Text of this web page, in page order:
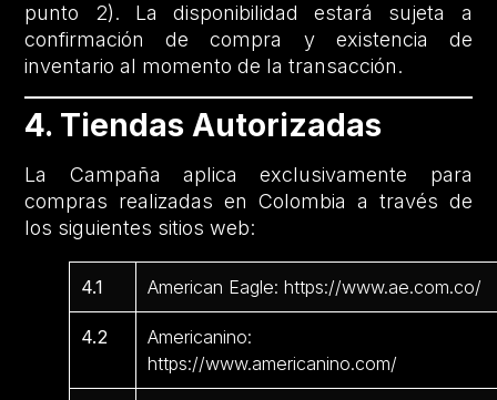
punto 2). La disponibilidad estará sujeta a
confirmación de compra y existencia de
inventario al momento de la transacción.
4. Tiendas Autorizadas
La Campaña aplica exclusivamente para
compras realizadas en Colombia a través de
los siguientes sitios web:
4.1 American Eagle: https://www.ae.com.co/
4.2
Americanino:
https://www.americanino.com/